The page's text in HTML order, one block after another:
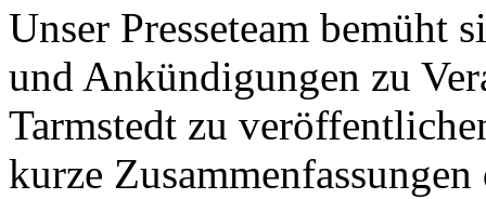
Unser Presseteam bemüht
und Ankündigungen zu
Tarmstedt zu
kurze